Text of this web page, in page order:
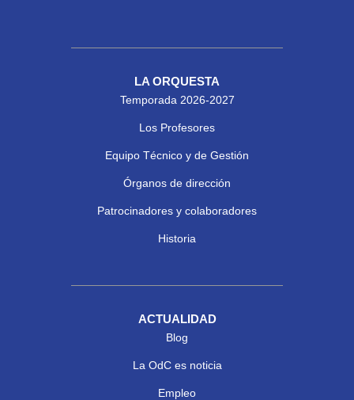
LA ORQUESTA
Temporada 2026-2027
Los Profesores
Equipo Técnico y de Gestión
Órganos de dirección
Patrocinadores y colaboradores
Historia
ACTUALIDAD
Blog
La OdC es noticia
Empleo